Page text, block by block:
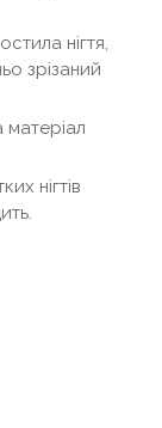
нігтя,
зрізаний
нігтів